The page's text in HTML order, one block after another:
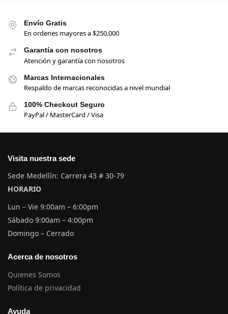
Envío Gratis
En ordenes mayores a $250.000
Garantía con nosotros
Atención y garantía con nosotros
Marcas Internacionales
Respaldo de marcas reconocidas a nivel mundial
100% Checkout Seguro
PayPal / MasterCard / Visa
Visita nuestra sede
Sede Medellín: Carrera 43 # 30-79
HORARIO
Lun – Vie 9:00am – 6:00pm
Sábado 9:00am – 4:00pm
Domingo – Cerrado
Acerca de nosotros
Quienes Somos
Política de privacidad
Ayuda